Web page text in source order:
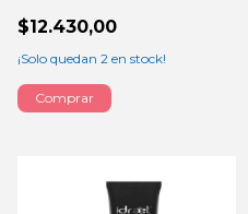
$12.430,00
¡Solo quedan 2 en stock!
Comprar